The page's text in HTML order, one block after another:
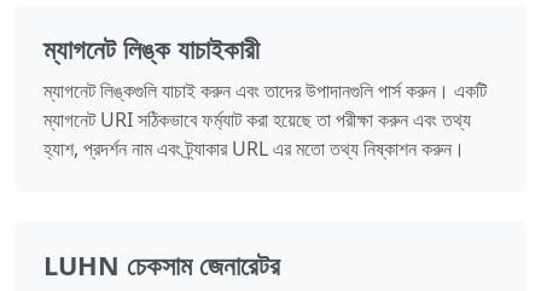
ম্যাগনেট লিঙ্ক যাচাইকারী
ম্যাগনেট লিঙ্কগুলি যাচাই করুন এবং তাদের উপাদানগুলি পার্স করুন। একটি
ম্যাগনেট URI সঠিকভাবে ফর্ম্যাট করা হয়েছে তা পরীক্ষা করুন এবং তথ্য
হ্যাশ, প্রদর্শন নাম এবং ট্র্যাকার URL এর মতো তথ্য নিষ্কাশন করুন।
LUHN চেকসাম জেনারেটর